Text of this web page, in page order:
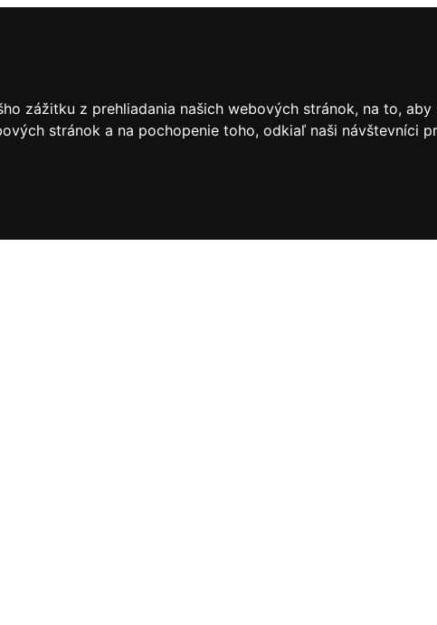
zážitku z prehliadania našich webových stránok, na to,
stránok a na pochopenie toho, odkiaľ naši návštevníci